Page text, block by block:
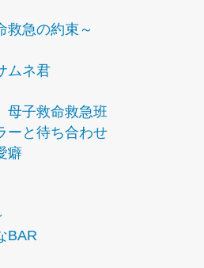
救急の約束～
ムネ君
子救命救急班
ーと待ち合わせ
癖
BAR